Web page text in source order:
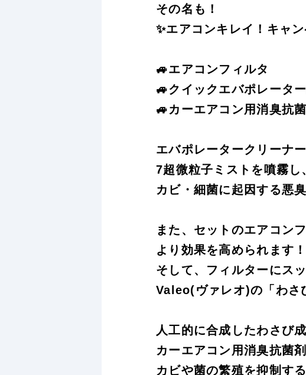
その名も！
✨エアコンキレイ！キャン
🚙エアコンフィルタ
🚙クイックエバポレータ
🚙カーエアコン用消臭抗
エバポレータークリーナ
7超微粒子ミストを噴霧
カビ・細菌に起因する悪
また、セットのエアコン
より効果を高められます！
そして、フィルターにス
Valeo(ヴァレオ)の「わさ
人工的に合成したわさび
カーエアコン用消臭抗菌剤
カビや菌の繁殖を抑制す